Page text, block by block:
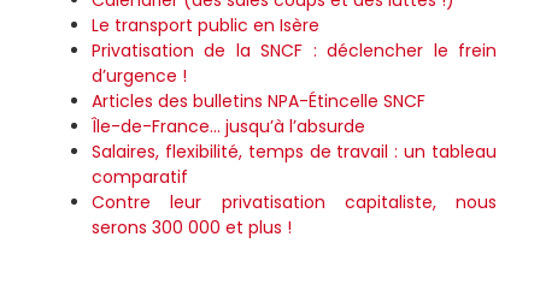
Le transport public en Isère
Privatisation de la SNCF : déclencher le frein
d’urgence !
Articles des bulletins NPA-Étincelle SNCF
Île-de-France… jusqu’à l’absurde
Salaires, flexibilité, temps de travail : un tableau
comparatif
Contre leur privatisation capitaliste, nous
serons 300 000 et plus !